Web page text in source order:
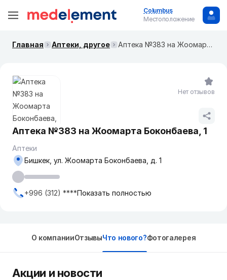
Columbus
Местоположение
Главная Аптеки, другое Аптека №383 ​на Жоомарта Боконбаева, 1
Аптека №383 ​на Жоомарта Боконбаева, 1
Аптеки
Бишкек, ул. ​Жоомарта Боконбаева, д. 1
+996 (312) ****Показать полностью
Нет отзывов
О компанииОтзывыЧто нового?Фотогалерея
Акции и новости